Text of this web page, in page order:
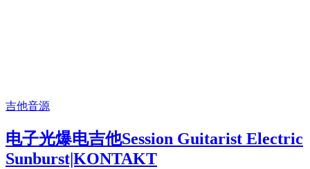
吉他音源
电子光爆电吉他Session Guitarist Electric
Sunburst|KONTAKT